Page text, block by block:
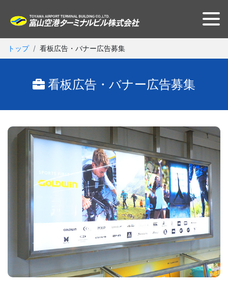
トップ 看板広告・バナー広告募集
看板広告・バナー広告募集